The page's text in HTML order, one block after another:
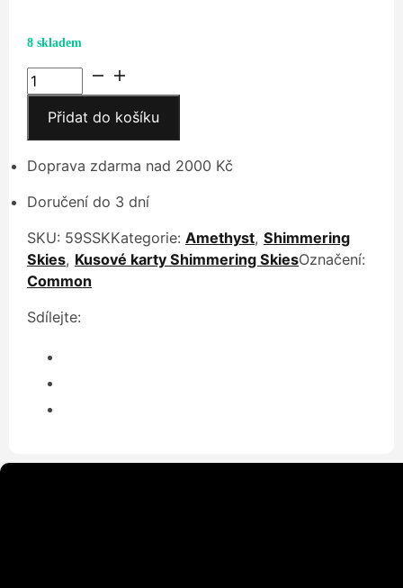
8 skladem
Hypnotic
strength
množství
Přidat do košíku
Doprava zdarma nad 2000 Kč
Doručení do 3 dní
SKU: 59SSKKategorie: Amethyst, Shimmering
Skies, Kusové karty Shimmering SkiesOznačení:
Common
Sdílejte: